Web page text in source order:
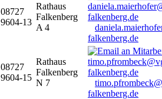
08727
9604-13
Rathaus
Falkenberg
A 4
falkenberg.de
08727
9604-15
Rathaus
Falkenberg
N 7
falkenberg.de